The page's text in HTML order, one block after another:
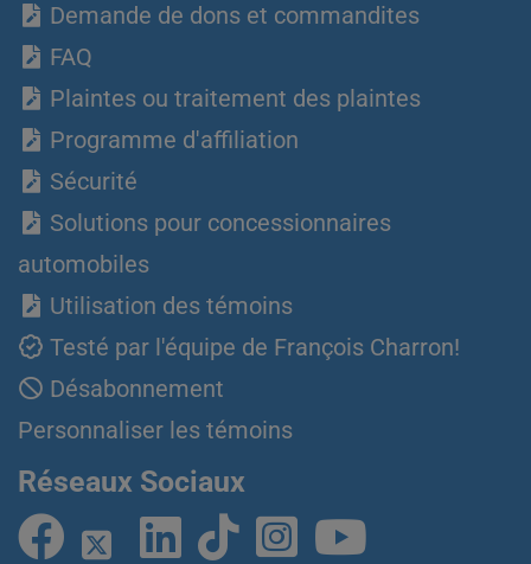
Demande de dons et commandites
FAQ
Plaintes ou traitement des plaintes
Programme d'affiliation
Sécurité
Solutions pour concessionnaires
automobiles
Utilisation des témoins
Testé par l'équipe de François Charron!
Désabonnement
Personnaliser les témoins
Réseaux Sociaux